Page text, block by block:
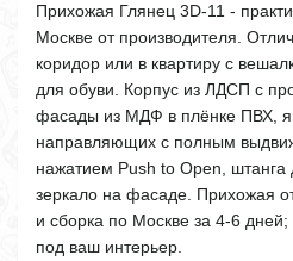
Прихожая Глянец 3D-11 -
Москве от производителя.
коридор или в квартиру с
для обуви. Корпус из ЛДСП с
фасады из МДФ в плёнке ПВХ,
направляющих с полным
нажатием Push to Open, штанга
зеркало на фасаде. Прихожая
и сборка по Москве за 4-6
под ваш интерьер.